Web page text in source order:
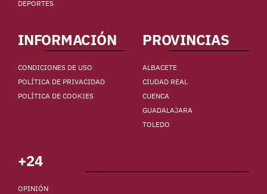
DEPORTES
INFORMACIÓN
CONDICIONES DE USO
POLÍTICA DE PRIVACIDAD
POLÍTICA DE COOKIES
PROVINCIAS
ALBACETE
CIUDAD REAL
CUENCA
GUADALAJARA
TOLEDO
+24
OPINIÓN